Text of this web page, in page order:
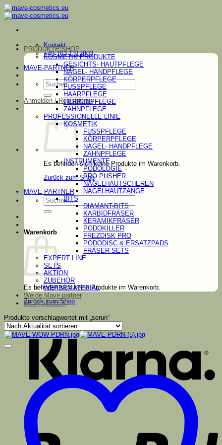
Zum
Inhalt
springen
Kontakt
+49 163 1312803
MAVE-PARTNER
Suchen
nach:
Anmelden / Registrieren
Es befinden sich keine Produkte im Warenkorb.
Zurück zum Shop
MAVE-PARTNER
Suchen
nach:
Warenkorb
Es befinden sich keine Produkte im Warenkorb.
Zurück zum Shop
PRODUKTE/SHOP
KOSMETIK PRODUKTE
GESICHTS- HAUTPFLEGE
NAGEL- HANDPFLEGE
KÖRPERPFLEGE
FUSSPFLEGE
HAARPFLEGE
HERRENPFLEGE
ZAHNPFLEGE
PROFESSIONELLE LINIE
KOSMETIK
FUSSPFLEGE
KÖRPERPFLEGE
NAGEL- HANDPFLEGE
ZAHNPFLEGE
INSTRUMENTE
PODOLOGIE
PRO PUSHER
NAGELHAUTSCHEREN
NAGELHAUTZANGE
BITS
DIAMANT-BITS
KARBIDFRÄSER
KERAMIKFRÄSER
PODOKILLER
FREZDISK PRO
PODODISC & ERSATZPADS
FRÄSER-SETS
EXPERT LINE
SETS
AKTION
ZUBEHÖR
WERBEMATERIAL
Werde Mave partner
BESTSELLER
Produkte verschlagwortet mit „serun“